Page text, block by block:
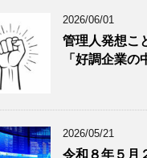
2026/06/01
管理人発想こ
「好調企業の
2026/05/21
令和８年５